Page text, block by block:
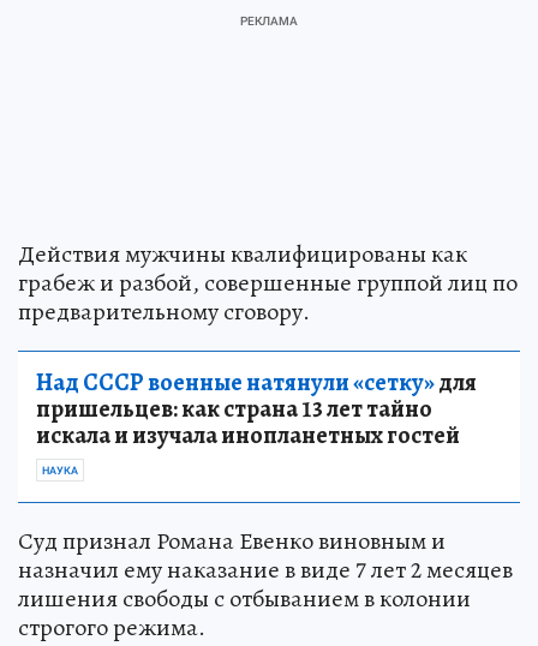
Действия мужчины квалифицированы как
грабеж и разбой, совершенные группой лиц по
предварительному сговору.
Над СССР военные натянули «сетку»для
пришельцев: как страна 13 лет тайно
искала и изучала инопланетных гостей
НАУКА
Суд признал Романа Евенко виновным и
назначил ему наказание в виде 7 лет 2 месяцев
лишения свободы с отбыванием в колонии
строгого режима.